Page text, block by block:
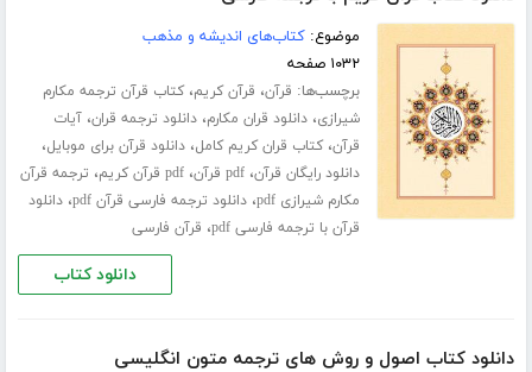
موضوع:کتاب‌های اندیشه و مذهب
۱۰۳۲ صفحه
برچسب‌ها: قرآن، قرآن کریم،کتاب قرآن ترجمه مکارم
شیرازی،دانلود قران مکارم،دانلود ترجمه قران،آیات
قرآن،کتاب قران کریم کامل،دانلود قرآن برای موبایل،
دانلود رایگان قرآن،pdf قرآن ،pdf قرآن کریم ، ترجمه قرآن
مکارم شیرازی pdf
،دانلود ترجمه فارسی قرآن pdf ،دانلود
قرآن با ترجمه فارسی pdf
، قرآن فارسی
دانلود کتاب
دانلود کتاب اصول و روش های ترجمه متون انگلیسی